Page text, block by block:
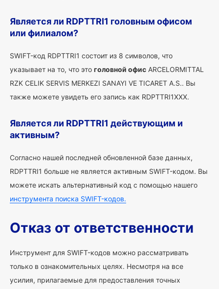
Является ли RDPTTRI1 головным офисом
или филиалом?
SWIFT-код RDPTTRI1 состоит из 8 символов, что
указывает на то, что это головной офис ARCELORMITTAL
RZK CELIK SERVIS MERKEZI SANAYI VE TICARET A.S.. Вы
также можете увидеть его запись как RDPTTRI1XXX.
Является ли RDPTTRI1 действующим и
активным?
Согласно нашей последней обновленной базе данных,
RDPTTRI1 больше не является активным SWIFT-кодом. Вы
можете искать альтернативный код с помощью нашего
инструмента поиска SWIFT-кодов.
Отказ от ответственности
Инструмент для SWIFT-кодов можно рассматривать
только в ознакомительных целях. Несмотря на все
усилия, прилагаемые для предоставления точных